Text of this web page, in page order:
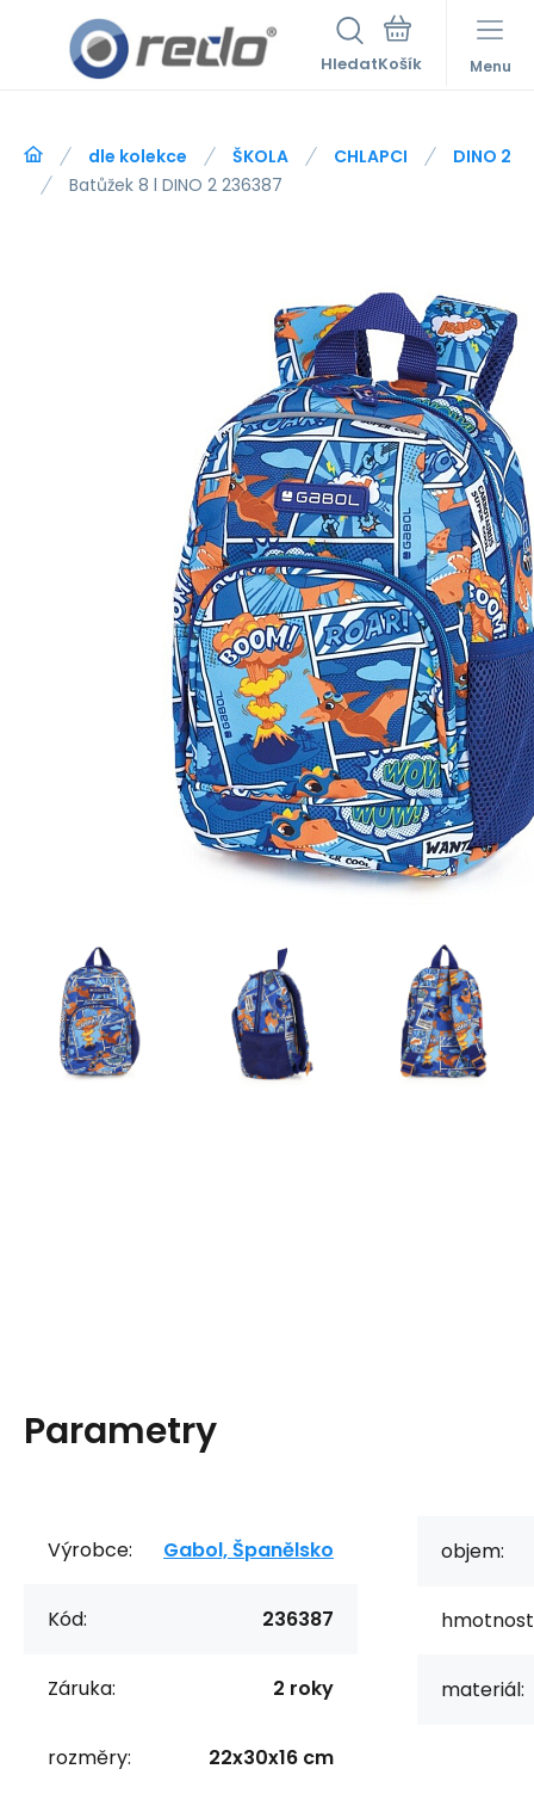
Hledat Menu
dle kolekce ŠKOLA CHLAPCI
DINO 2
Batůžek 8 l DINO 2 236387
Parametry
Výrobce: Gabol, Španělsko
Kód: 236387
Záruka: 2 roky
rozměry: 22x30x16 cm
objem:
materiál: